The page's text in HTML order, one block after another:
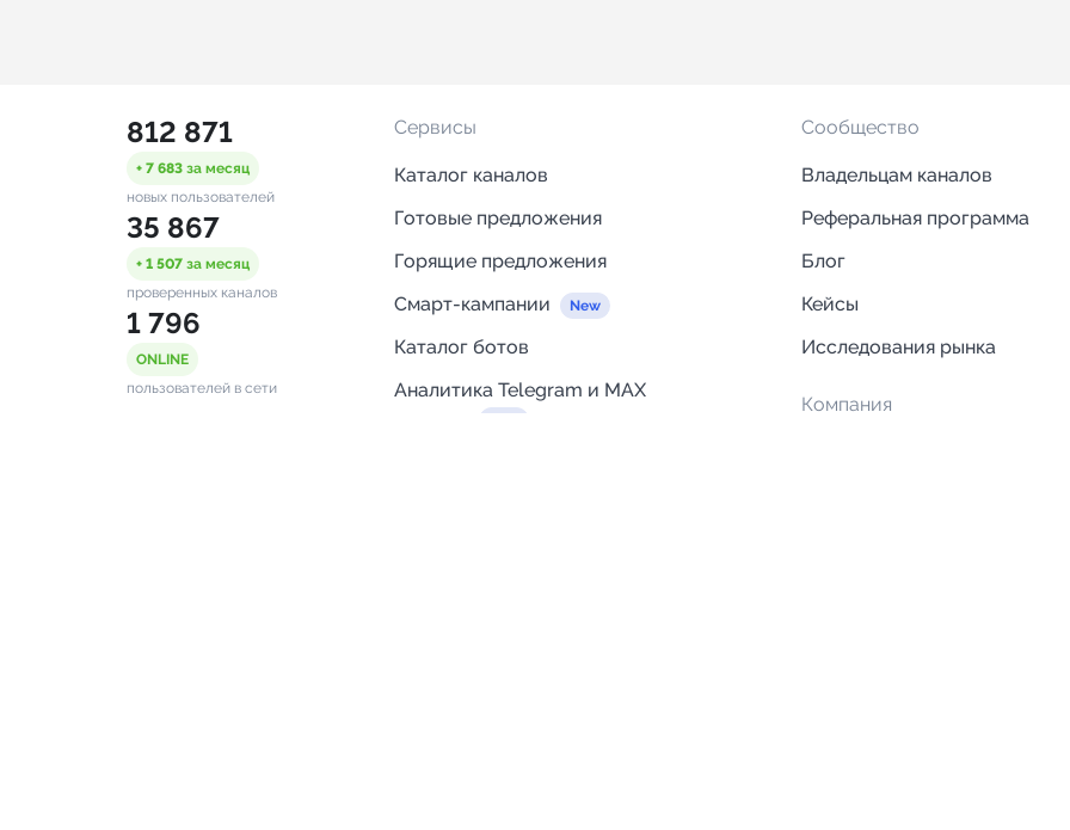
812 871
+ 7 683 за месяц
новых пользователей
35 867
+ 1 507 за месяц
проверенных каналов
1 796
ONLINE
пользователей в сети
Сервисы
Каталог каналов
Готовые предложения
Горящие предложения
Смарт-кампании
Каталог ботов
Аналитика Telegram и MAX
Сообщество
Владельцам каналов
Реферальная программа
Блог
Кейсы
Исследования рынка
Компания